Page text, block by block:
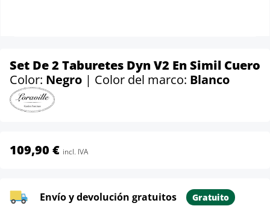
Set De 2 Taburetes Dyn V2 En Simil Cuero
Color: Negro | Color del marco: Blanco
109,90 € incl. IVA
Envío y devolución gratuitos Gratuito